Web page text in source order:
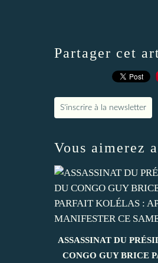
Partager cet
S'inscrire à la newsletter
Vous aimerez
ASSASSINAT DU
CONGO GUY BRICE